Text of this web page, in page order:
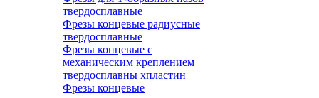
твердосплавные
Фрезы концевые радиусные
твердосплавные
Фрезы концевые с
механическим креплением
твердосплавны хпластин
Фрезы концевые